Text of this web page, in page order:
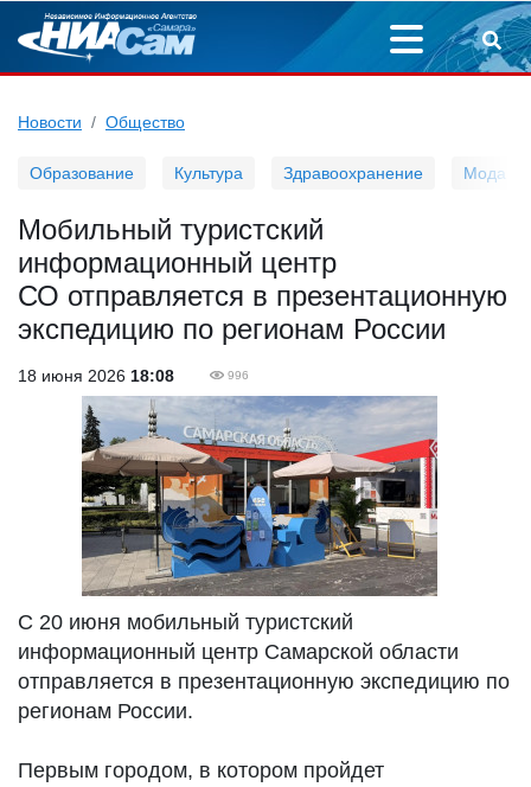
Новости Общество
Образование Культура Здравоохранение Мода
Мобильный туристский
информационный центр
СО отправляется в презентационную
экспедицию по регионам России
18 июня 2026 18:08 996
С 20 июня мобильный туристский
информационный центр Самарской области
отправляется в презентационную экспедицию по
регионам России.
Первым городом, в котором пройдет